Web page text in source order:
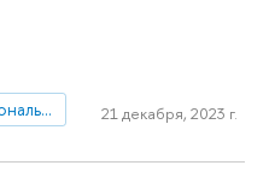
Факультет городского и регионального развития
21 декабря, 2023 г.